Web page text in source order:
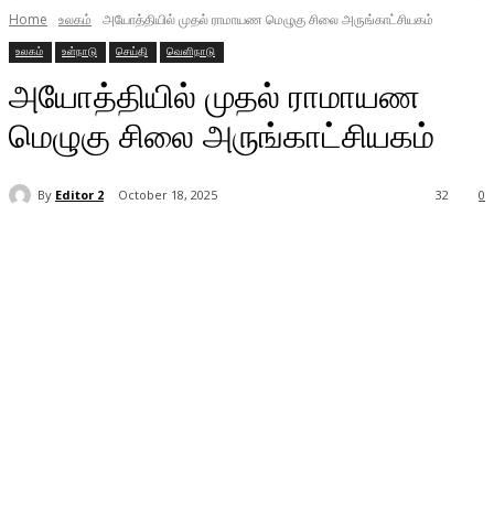
Home உலகம் அயோத்தியில் முதல் ராமாயண மெழுகு சிலை அருங்காட்சியகம்
உலகம் உள்நாடு செய்தி வெளிநாடு
அயோத்தியில் முதல் ராமாயண
மெழுகு சிலை அருங்காட்சியகம்
By Editor 2 October 18, 2025 0
32